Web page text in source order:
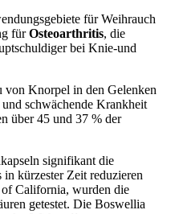
für Weihrauch
fürOsteoarthritis, die
bei Knie-und
von Knorpel in den Gelenken
schwächende Krankheit
über 45 und 37 % der
signifikant die
kürzester Zeit reduzieren
California, wurden die
getestet. Die Boswellia